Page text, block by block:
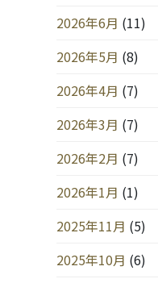
2026年6月 (11)
2026年5月 (8)
2026年4月 (7)
2026年3月 (7)
2026年2月 (7)
2026年1月 (1)
2025年11月 (5)
2025年10月 (6)